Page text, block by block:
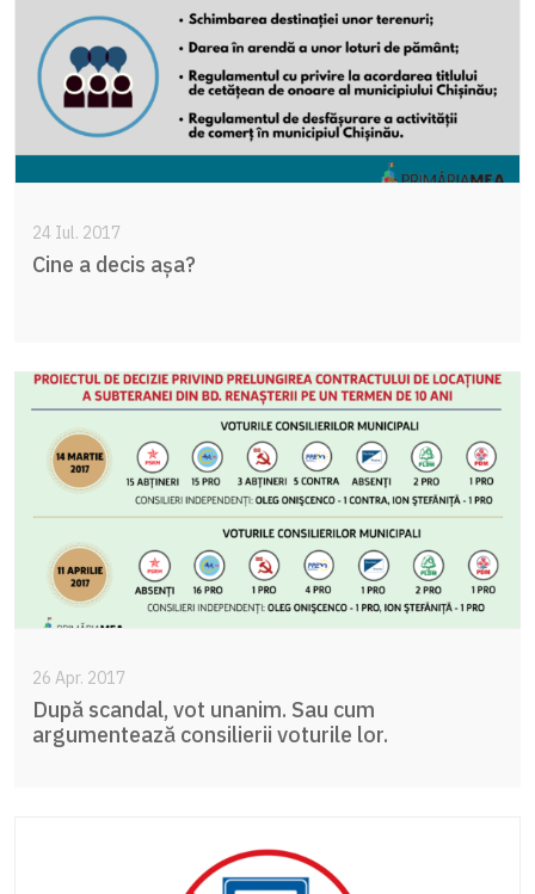
24 Iul. 2017
Cine a decis așa?
26 Apr. 2017
După scandal, vot unanim. Sau cum
argumentează consilierii voturile lor.